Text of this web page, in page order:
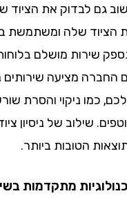
לבדוק את הציוד
שלה ומשתמשת
מושלם בלוחות
מציעה שירותים
ניקוי והסרת שורשים
שילוב של ניסיון ציוד
הטובות ביותר.
מתקדמות בשירותי